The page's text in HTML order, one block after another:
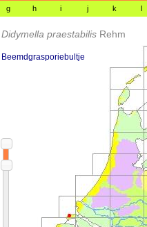
g h i j k l
Didymella praestabilis Rehm
Beemdgrasporiebultje